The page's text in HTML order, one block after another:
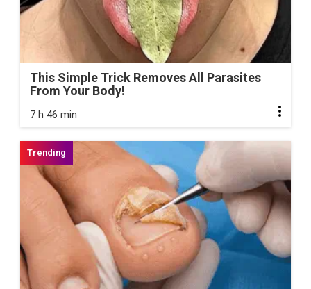
This Simple Trick Removes All Parasites
From Your Body!
7 h 46 min